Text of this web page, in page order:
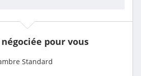
négociée pour vous
Standard